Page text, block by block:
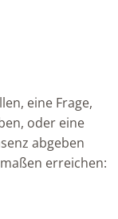
eine Frage,
oder eine
abgeben
erreichen: